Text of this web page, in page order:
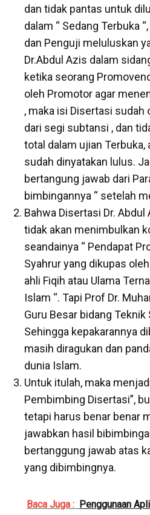
dan tidak pantas untuk
dalam “ Sedang Terbuka
dan Penguji meluluskan
Dr.Abdul Azis dalam
ketika seorang
oleh Promotor agar
, maka isi Disertasi sudah
dari segi subtansi , dan
total dalam ujian Terbuka,
sudah dinyatakan lulus.
bertangung jawab dari
bimbingannya “ setelah
Bahwa Disertasi Dr. Abdul
tidak akan menimbulkan
seandainya “ Pendapat
Syahrur yang dikupas
ahli Fiqih atau Ulama
Islam “. Tapi Prof Dr.
Guru Besar bidang Teknik
Sehingga kepakarannya
masih diragukan dan
dunia Islam.
Untuk itulah, maka
Pembimbing Disertasi”,
tetapi harus benar benar
jawabkan hasil
bertanggung jawab atas
yang dibimbingnya.
Baca Juga : Penggunaan